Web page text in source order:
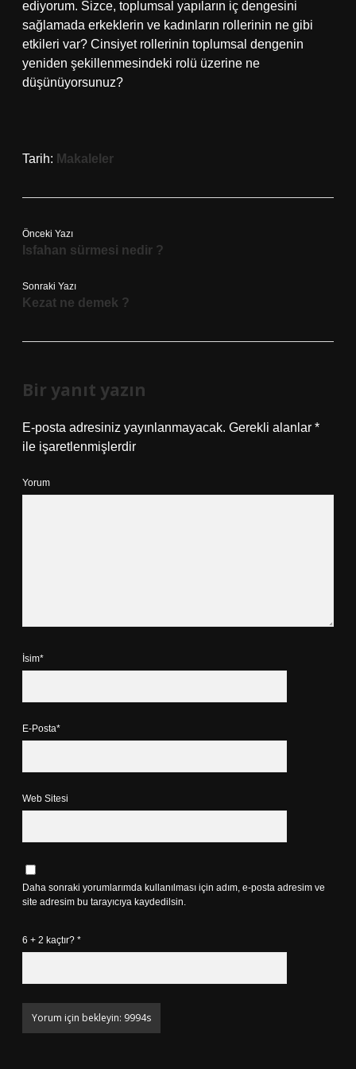
ediyorum. Sizce, toplumsal yapıların iç dengesini
sağlamada erkeklerin ve kadınların rollerinin ne gibi
etkileri var? Cinsiyet rollerinin toplumsal dengenin
yeniden şekillenmesindeki rolü üzerine ne
düşünüyorsunuz?
Tarih: Makaleler
Önceki Yazı
Isfahan sürmesi nedir ?
Sonraki Yazı
Kezat ne demek ?
Bir yanıt yazın
E-posta adresiniz yayınlanmayacak. Gerekli alanlar *
ile işaretlenmişlerdir
Yorum
İsim*
E-Posta*
Web Sitesi
Daha sonraki yorumlarımda kullanılması için adım, e-posta adresim ve
site adresim bu tarayıcıya kaydedilsin.
6 + 2 kaçtır? *